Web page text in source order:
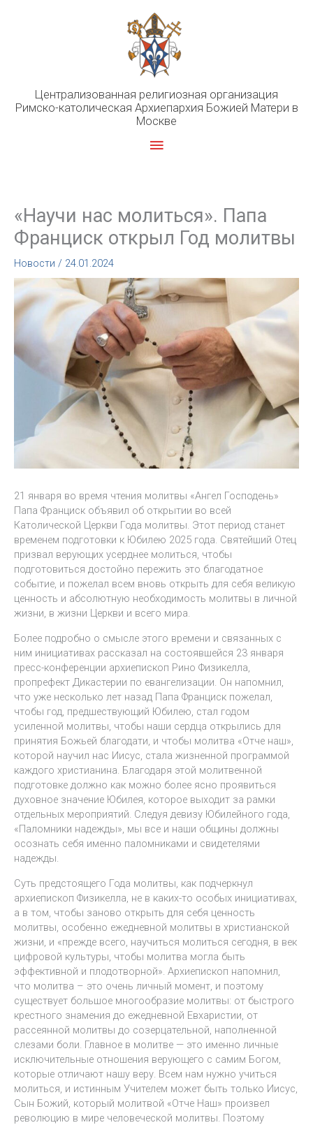
Централизованная религиозная организация
Римско-католическая Архиепархия Божией Матери в
Москве
Главное
«Научи нас молиться». Папа
Франциск открыл Год молитвы
Новости / 24.01.2024
21 января во время чтения молитвы «Ангел Господень»
Папа Франциск объявил об открытии во всей
Католической Церкви Года молитвы. Этот период станет
временем подготовки к Юбилею 2025 года. Святейший Отец
призвал верующих усерднее молиться, чтобы
подготовиться достойно пережить это благодатное
событие, и пожелал всем вновь открыть для себя великую
ценность и абсолютную необходимость молитвы в личной
жизни, в жизни Церкви и всего мира.
Более подробно о смысле этого времени и связанных с
ним инициативах рассказал на состоявшейся 23 января
пресс-конференции архиепископ Рино Физикелла,
пропрефект Дикастерии по евангелизации. Он напомнил,
что уже несколько лет назад Папа Франциск пожелал,
чтобы год, предшествующий Юбилею, стал годом
усиленной молитвы, чтобы наши сердца открылись для
принятия Божьей благодати, и чтобы молитва «Отче наш»,
которой научил нас Иисус, стала жизненной программой
каждого христианина. Благодаря этой молитвенной
подготовке должно как можно более ясно проявиться
духовное значение Юбилея, которое выходит за рамки
отдельных мероприятий. Следуя девизу Юбилейного года,
«Паломники надежды», мы все и наши общины должны
осознать себя именно паломниками и свидетелями
надежды.
Суть предстоящего Года молитвы, как подчеркнул
архиепископ Физикелла, не в каких-то особых инициативах,
а в том, чтобы заново открыть для себя ценность
молитвы, особенно ежедневной молитвы в христианской
жизни, и «прежде всего, научиться молиться сегодня, в век
цифровой культуры, чтобы молитва могла быть
эффективной и плодотворной». Архиепископ напомнил,
что молитва – это очень личный момент, и поэтому
существует большое многообразие молитвы: от быстрого
крестного знамения до ежедневной Евхаристии, от
рассеянной молитвы до созерцательной, наполненной
слезами боли. Главное в молитве — это именно личные
исключительные отношения верующего с самим Богом,
которые отличают нашу веру. Всем нам нужно учиться
молиться, и истинным Учителем может быть только Иисус,
Сын Божий, который молитвой «Отче Наш» произвел
революцию в мире человеческой молитвы. Поэтому